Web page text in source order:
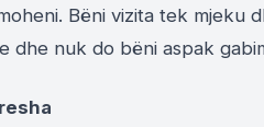
Bëni vizita tek mjeku
dhe nuk do bëni aspak